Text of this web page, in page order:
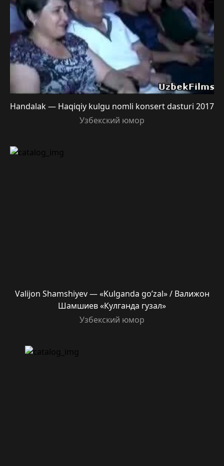
Handalak — Haqiqiy kulgu nomli konsert dasturi 2017
Узбекский юмор
Valijon Shamshiyev — «Kulganda go’zal» / Валижон
Шамшиев «Кулганда гузал»
Узбекский юмор